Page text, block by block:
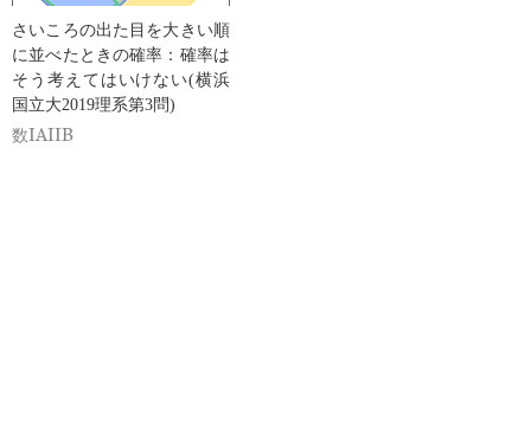
さいころの出た目を大きい順
に並べたときの確率：確率は
そう考えてはいけない(横浜
国立大2019理系第3問)
数IAIIB